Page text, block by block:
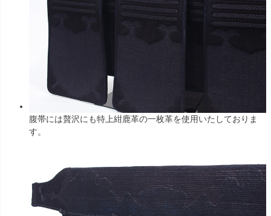
腹帯には贅沢にも特上紺鹿革の一枚革を使用いたしておりま
す。